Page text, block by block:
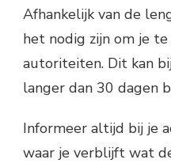
Afhankelijk van de
het nodig zijn om je
autoriteiten. Dit kan
langer dan 30 dagen
Informeer altijd bij je
waar je verblijft wat